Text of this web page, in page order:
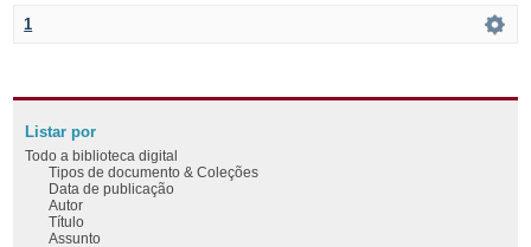
1
Listar por
Todo a biblioteca digital
Tipos de documento & Coleções
Data de publicação
Autor
Título
Assunto